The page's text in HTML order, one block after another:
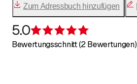
Zum Adressbuch hinzufügen
5.0
Bewertungsschnitt (2 Bewertungen)